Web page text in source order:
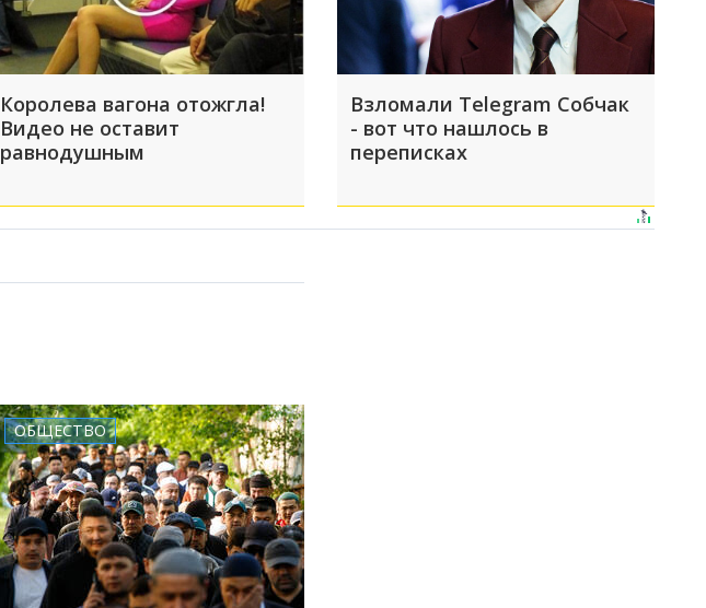
Королева вагона отожгла!
Видео не оставит
равнодушным
Взломали Telegram Собчак
- вот что нашлось в
переписках
ОБЩЕСТВО